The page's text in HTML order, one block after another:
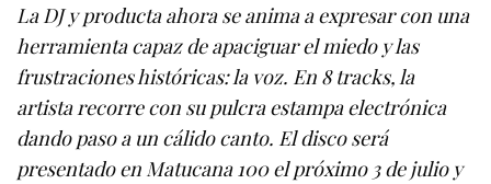
La DJ y producta ahora se anima a expresar con una
herramienta capaz de apaciguar el miedo y las
frustraciones históricas: la voz. En 8 tracks, la
artista recorre con su pulcra estampa electrónica
dando paso a un cálido canto. El disco será
presentado en Matucana 100 el próximo 3 de julio y